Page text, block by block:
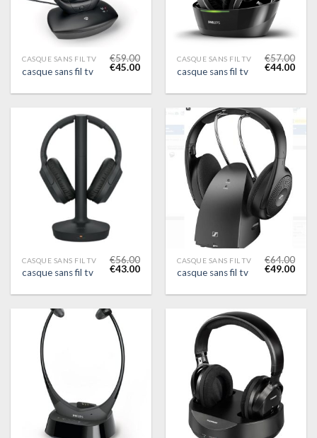
CASQUE SANS FIL TV
casque sans fil tv
€59.00
€45.00
CASQUE SANS FIL TV
casque sans fil tv
€57.00
€44.00
CASQUE SANS FIL TV
casque sans fil tv
€56.00
€43.00
CASQUE SANS FIL TV
casque sans fil tv
€64.00
€49.00